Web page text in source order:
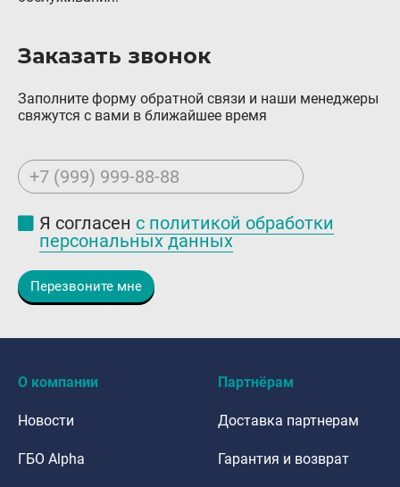
Заказать звонок
Заполните форму обратной связи и наши менеджеры
свяжутся с вами в ближайшее время
+7 (999) 999-88-88
Я согласен с политикой обработки
персональных данных
Перезвоните мне
О компании
Новости
ГБО Alpha
Партнёрам
Доставка партнерам
Гарантия и возврат